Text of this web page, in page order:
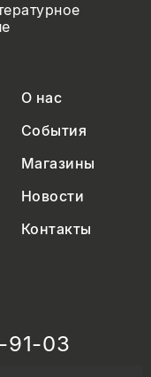
О нас
События
Магазины
Новости
Контакты
91-03